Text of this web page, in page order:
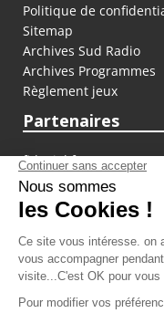
Politique de
Sitemap
Archives Sud Radio
Archives Programmes
Règlement jeux
Partenaires
fiducial.fr
lyoncapitale.fr
olympique-et-
L'application